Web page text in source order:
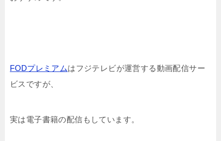
FODプレミアムはフジテレビが運営する動画配信サー
ビスですが、
実は電子書籍の配信もしています。